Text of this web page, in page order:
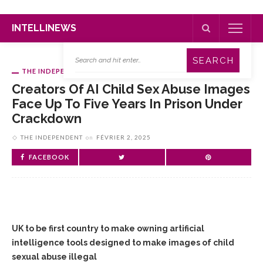
INTELLINEWS
THE INDEPENDENT
Creators Of AI Child Sex Abuse Images
Face Up To Five Years In Prison Under
Crackdown
THE INDEPENDENT on FÉVRIER 2, 2025
FACEBOOK
UK to be first country to make owning artificial
intelligence tools designed to make images of child
sexual abuse illegal